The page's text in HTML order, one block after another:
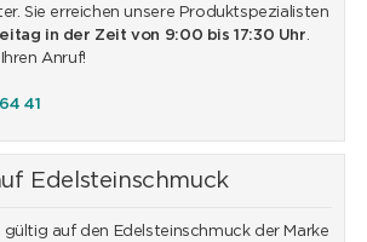
Sie erreichen unsere Produktspezialisten
in der Zeit von 9:00 bis 17:30 Uhr.
Anruf!
41
Edelsteinschmuck
gültig auf den Edelsteinschmuck der Marke